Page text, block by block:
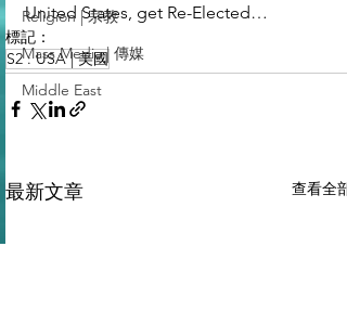
Religion | 宗教
Mass Media | 傳媒
Middle East
United States, get Re-Elected…
標記：
S2 : USA | 美國
最新文章 查看全部